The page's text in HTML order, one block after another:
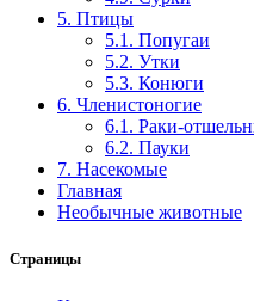
5. Птицы
5.1. Попугаи
5.2. Утки
5.3. Конюги
6. Членистоногие
6.1. Раки-
6.2. Пауки
7. Насекомые
Главная
Необычные животные
Страницы